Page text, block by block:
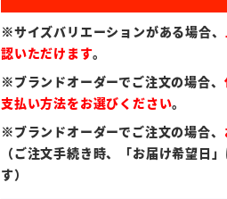
※サイズバリエーションがある場合、
認いただけます。
※ブランドオーダーでご注文の場合、
支払い方法をお選びください。
※ブランドオーダーでご注文の場合、
（ご注文手続き時、「お届け希望日
す）